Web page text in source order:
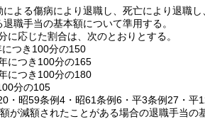
よる傷病により退職し、死亡により退職
退職手当の基本額について準用する。
応じた割合は、次のとおりとする。
つき100分の150
につき100分の165
につき100分の180
分の105
・昭59条例4・昭61条例6・平3条例27・
が減額されたことがある場合の退職手当の